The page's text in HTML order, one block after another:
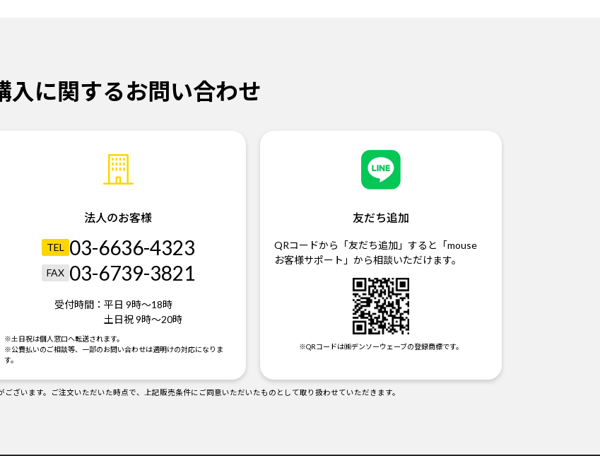
入に関するお問い合わせ
法人のお客様
TEL 03-6636-4323
FAX 03-6739-3821
受付時間： 平日 9時～18時
土日祝 9時～20時
※土日祝は個人窓口へ転送されます。
※公費払いのご相談等、一部のお問い合わせは週明けの対応になりま
す。
友だち追加
QRコードから「友だち追加」すると「mouse
お客様サポート」から相談いただけます。
※QRコードは㈱デンソーウェーブの登録商標です。
ございます。ご注文いただいた時点で、上記販売条件にご同意いただいたものとして取り扱わせていただきます。